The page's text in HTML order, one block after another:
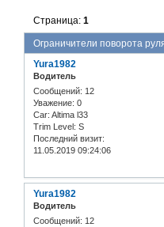
Ограничители поворота
Страница:1
Yura1982
Водитель
Сообщений: 12
Уважение: 0
Car: Altima l33
Trim Level: S
Последний визит:
11.05.2019 09:24:06
Yura1982
Водитель
Сообщений: 12